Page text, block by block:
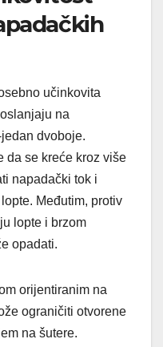
učinkovita
na
dvoboje.
da se kreće kroz više
napadački tok i
Međutim, protiv
lopte i brzom
opadati.
orijentiranim na
ograničiti otvorene
na šutere.